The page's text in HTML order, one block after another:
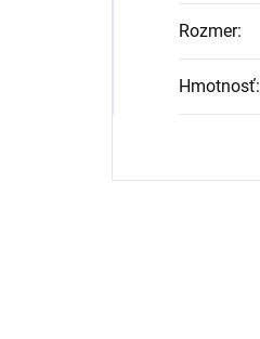
Rozmer:
Hmotnosť: